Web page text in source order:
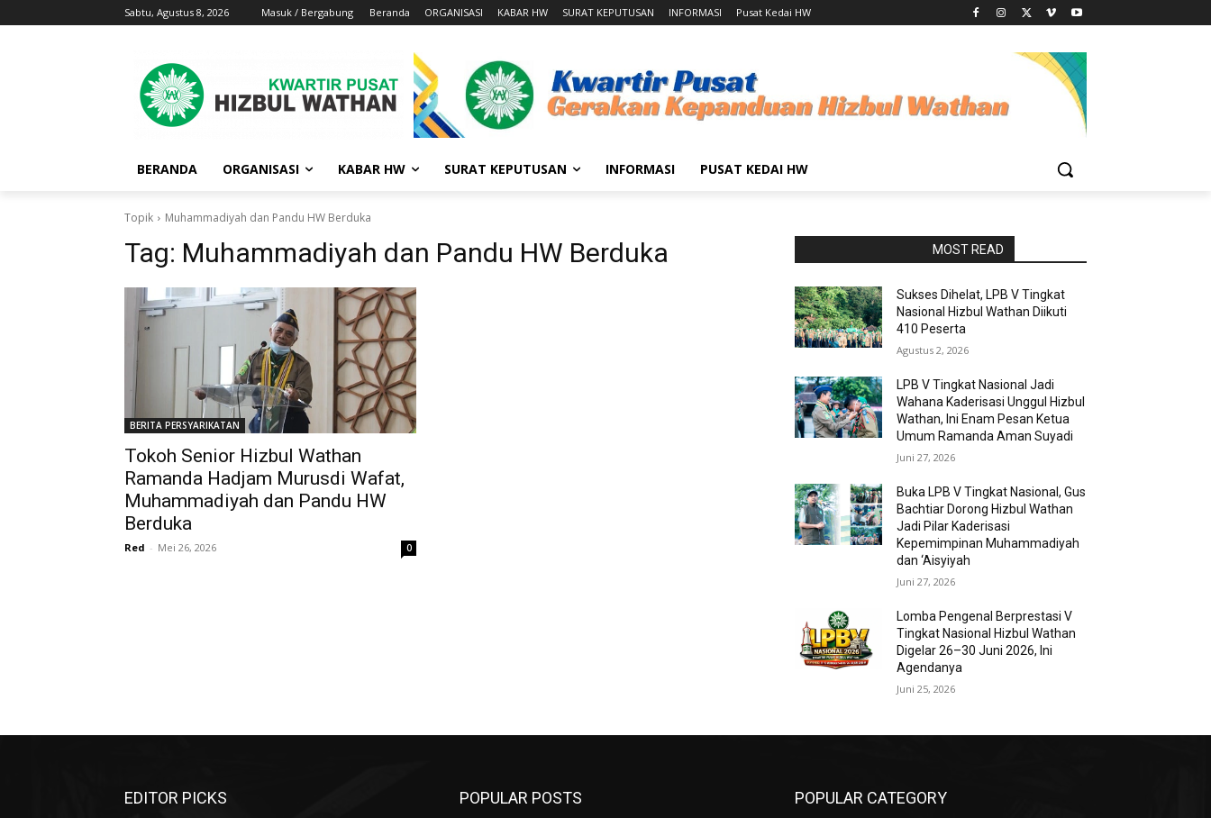
Sabtu, Agustus 8, 2026 Masuk / Bergabung Beranda ORGANISASI KABAR HW SURAT KEPUTUSAN INFORMASI Pusat Kedai HW
BERANDA ORGANISASI KABAR HW SURAT KEPUTUSAN INFORMASI PUSAT KEDAI HW
Topik Muhammadiyah dan Pandu HW Berduka
Tag: Muhammadiyah dan Pandu HW Berduka
BERITA PERSYARIKATAN
Tokoh Senior Hizbul Wathan
Ramanda Hadjam Murusdi Wafat,
Muhammadiyah dan Pandu HW
Berduka
Red - Mei 26, 2026 0
MOST READ
Sukses Dihelat, LPB V Tingkat
Nasional Hizbul Wathan Diikuti
410 Peserta
Agustus 2, 2026
LPB V Tingkat Nasional Jadi
Wahana Kaderisasi Unggul Hizbul
Wathan, Ini Enam Pesan Ketua
Umum Ramanda Aman Suyadi
Juni 27, 2026
Buka LPB V Tingkat Nasional, Gus
Bachtiar Dorong Hizbul Wathan
Jadi Pilar Kaderisasi
Kepemimpinan Muhammadiyah
dan ‘Aisyiyah
Juni 27, 2026
Lomba Pengenal Berprestasi V
Tingkat Nasional Hizbul Wathan
Digelar 26–30 Juni 2026, Ini
Agendanya
Juni 25, 2026
EDITOR PICKS POPULAR POSTS POPULAR CATEGORY